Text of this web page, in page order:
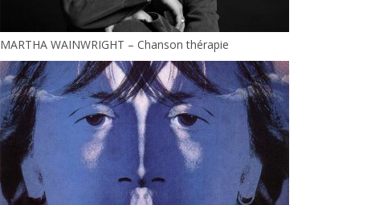
MARTHA WAINWRIGHT – Chanson thérapie